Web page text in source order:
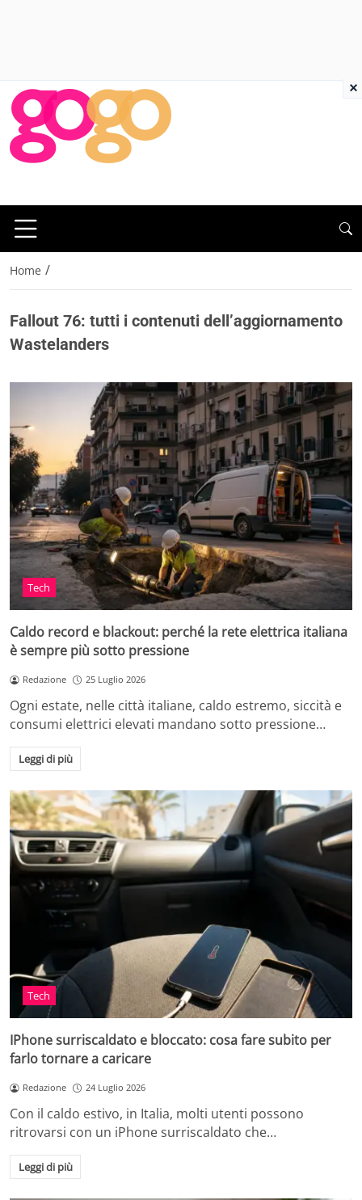
Home /
Fallout 76: tutti i contenuti dell’aggiornamento
Wastelanders
Tech
Caldo record e blackout: perché la rete elettrica italiana
è sempre più sotto pressione
Redazione 25 Luglio 2026
Ogni estate, nelle città italiane, caldo estremo, siccità e
consumi elettrici elevati mandano sotto pressione…
Leggi di più
Tech
IPhone surriscaldato e bloccato: cosa fare subito per
farlo tornare a caricare
Redazione 24 Luglio 2026
Con il caldo estivo, in Italia, molti utenti possono
ritrovarsi con un iPhone surriscaldato che…
Leggi di più
×